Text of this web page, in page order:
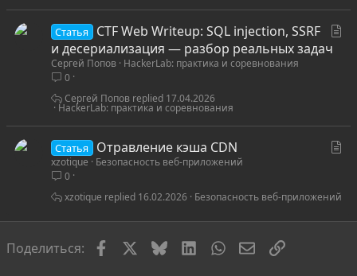
ь
Статья
CTF Web Writeup: SQL injection, SSRF
и десериализация — разбор реальных задач
Сергей Попов HackerLab: практика и соревнования
0
HackerLab: практика и соревнования
17.04.2026
Сергей Попов
Статья Отравление кэша CDN
xzotique
Безопасность веб-приложений
0
Безопасность веб-приложений
16.02.2026
xzotique
Поделиться: FacebookBlueskyLinkedInWhatsAppЭлектронная
Ссылка